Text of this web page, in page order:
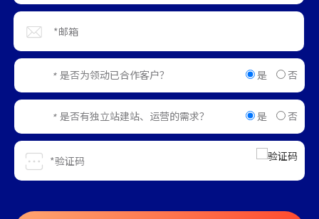
* 是否为领动已合作客户？ 是 否
* 是否有独立站建站、运营的需求？ 是 否